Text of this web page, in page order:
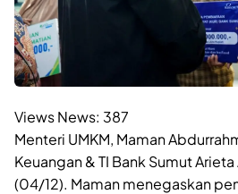
Views News: 387
Menteri UMKM, Maman
Keuangan & TI Bank Sumut
(04/12). Maman menegaskan